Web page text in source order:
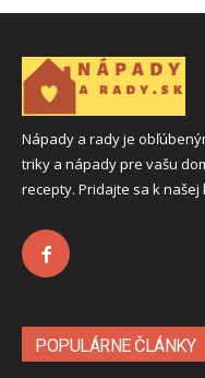
Nápady a rady je
triky a nápady pre vašu
recepty. Pridajte sa k našej
POPULÁRNE ČLÁNKY